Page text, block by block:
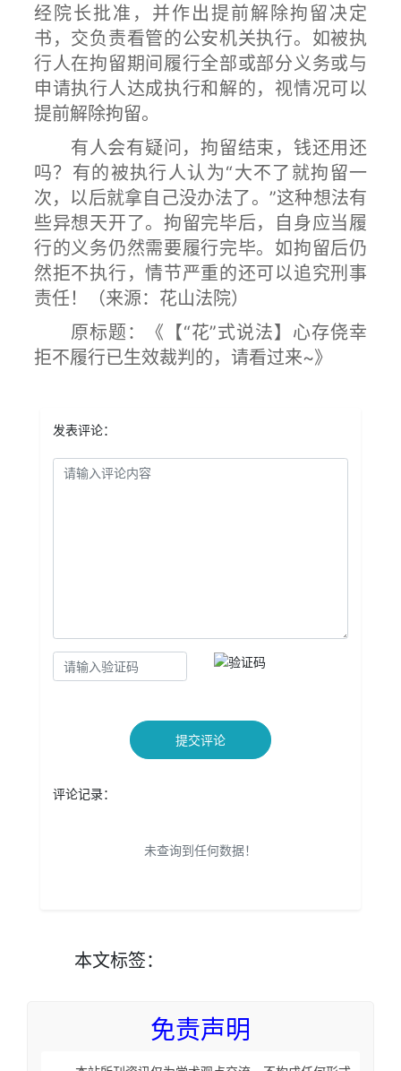
经院长批准，并作出提前解除拘留决定
书，交负责看管的公安机关执行。如被执
行人在拘留期间履行全部或部分义务或与
申请执行人达成执行和解的，视情况可以
提前解除拘留。
有人会有疑问，拘留结束，钱还用还
吗？有的被执行人认为“大不了就拘留一
次，以后就拿自己没办法了。”这种想法有
些异想天开了。拘留完毕后，自身应当履
行的义务仍然需要履行完毕。如拘留后仍
然拒不执行，情节严重的还可以追究刑事
责任！（来源：花山法院）
原标题：《【“花”式说法】心存侥幸
拒不履行已生效裁判的，请看过来~》
发表评论：
提交评论
评论记录：
未查询到任何数据！
本文标签：
免责声明